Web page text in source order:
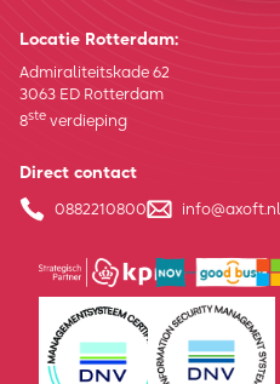
Locatie Rotterdam:
Admiraliteitskade 62
3063 ED Rotterdam
8ste verdieping
Direct contact
0882210800 info@axoft.nl